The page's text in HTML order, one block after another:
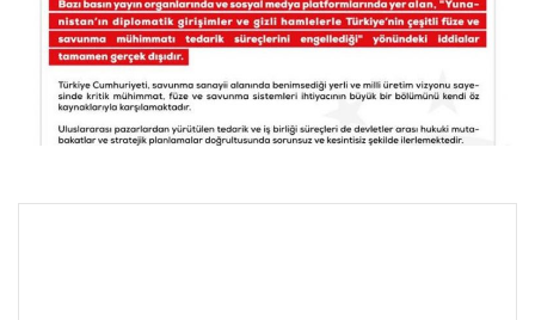
29.07.2026 07:43